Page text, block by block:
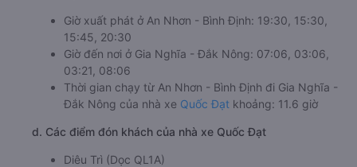
Giờ xuất phát ở An Nhơn - Bình Định: 19:30, 15:30,
15:45, 20:30
Giờ đến nơi ở Gia Nghĩa - Đắk Nông: 07:06, 03:06,
03:21, 08:06
Thời gian chạy từ An Nhơn - Bình Định đi Gia Nghĩa -
Đắk Nông của nhà xe Quốc Đạt khoảng: 11.6 giờ
d. Các điểm đón khách của nhà xe Quốc Đạt
Diêu Trì (Dọc QL1A)